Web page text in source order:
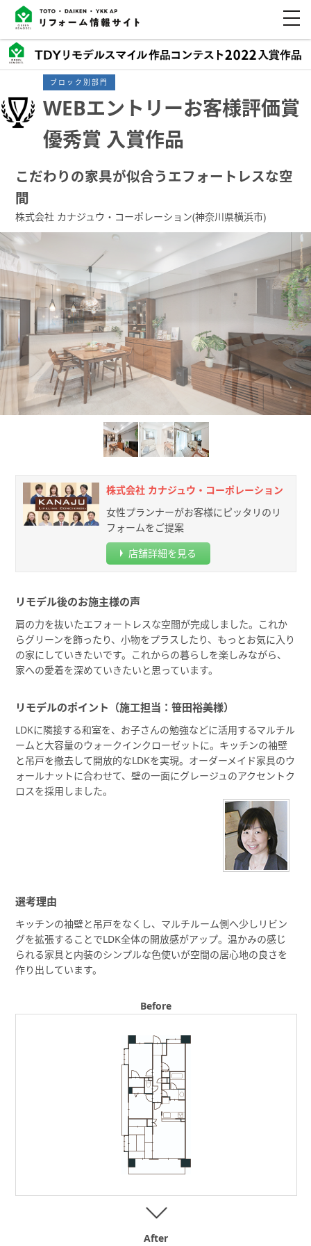
ブロック別部門
WEBエントリーお客様評価賞
優秀賞 入賞作品
こだわりの家具が似合うエフォートレスな空
間
株式会社 カナジュウ・コーポレーション(神奈川県横浜市)
株式会社 カナジュウ・コーポレーション
女性プランナーがお客様にピッタリのリ
フォームをご提案
店舗詳細を見る
リモデル後のお施主様の声
肩の力を抜いたエフォートレスな空間が完成しました。これか
らグリーンを飾ったり、小物をプラスしたり、もっとお気に入り
の家にしていきたいです。これからの暮らしを楽しみながら、
家への愛着を深めていきたいと思っています。
リモデルのポイント（施工担当：笹田裕美様）
LDKに隣接する和室を、お子さんの勉強などに活用するマルチル
ームと大容量のウォークインクローゼットに。キッチンの袖壁
と吊戸を撤去して開放的なLDKを実現。オーダーメイド家具のウ
ォールナットに合わせて、壁の一面にグレージュのアクセントク
ロスを採用しました。
選考理由
キッチンの袖壁と吊戸をなくし、マルチルーム側へ少しリビン
グを拡張することでLDK全体の開放感がアップ。温かみの感じ
られる家具と内装のシンプルな色使いが空間の居心地の良さを
作り出しています。
Before
After